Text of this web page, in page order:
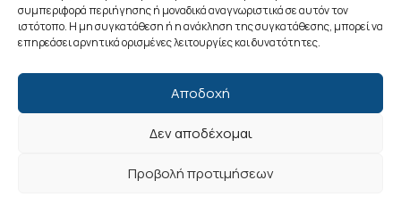
συμπεριφορά περιήγησης ή μοναδικά αναγνωριστικά σε αυτόν τον
ιστότοπο. Η μη συγκατάθεση ή η ανάκληση της συγκατάθεσης, μπορεί να
επηρεάσει αρνητικά ορισμένες λειτουργίες και δυνατότητες.
Αποδοχή
Δεν αποδέχομαι
Προβολή προτιμήσεων